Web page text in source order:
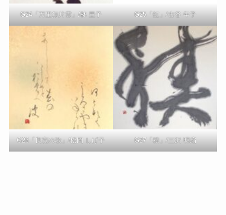
G24「万里無片雲」/林 里子 G25「虹」/古谷 年子
G26「良寛の歌」/松岡 しげ子 G27「積」/三沢 明扇